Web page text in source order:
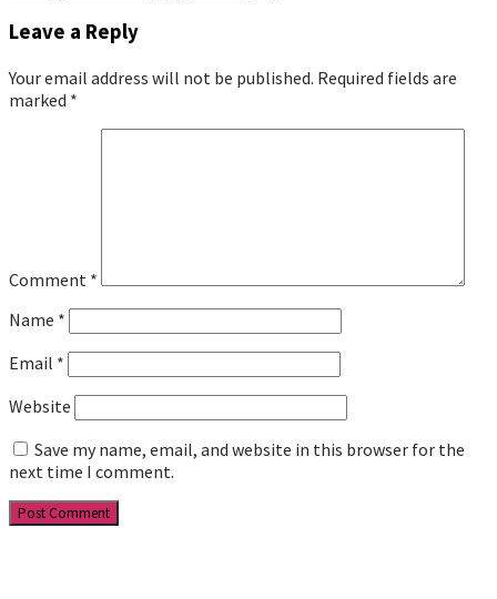
Leave a Reply
Your email address will not be published. Required fields are
marked *
Comment *
Name *
Email *
Website
Save my name, email, and website in this browser for the
next time I comment.